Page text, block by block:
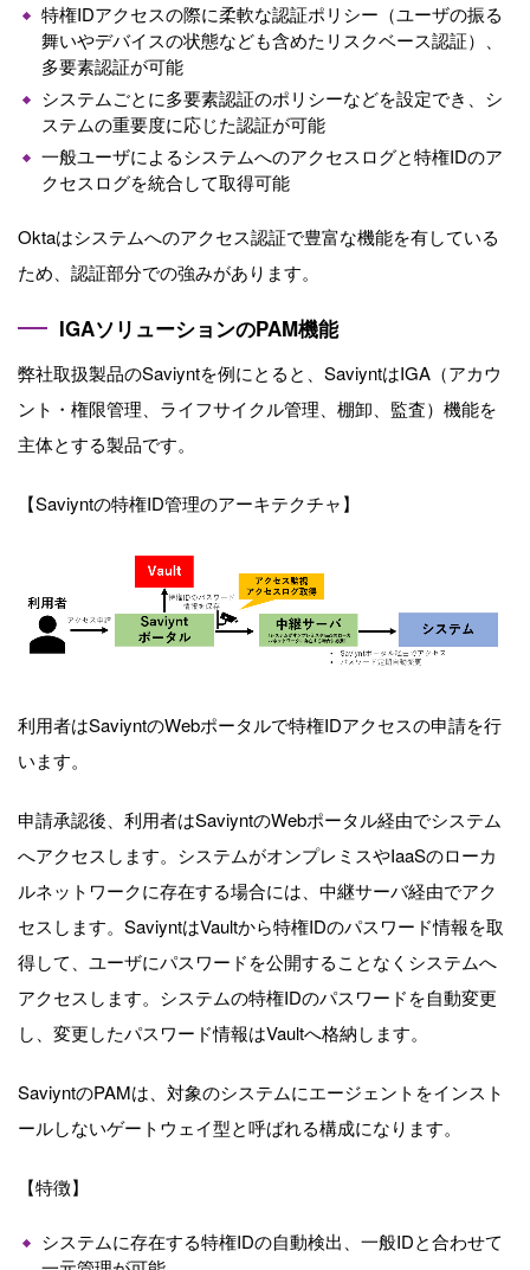
特権IDアクセスの際に柔軟な認証ポリシー（ユーザの振る
舞いやデバイスの状態なども含めたリスクベース認証）、
多要素認証が可能
システムごとに多要素認証のポリシーなどを設定でき、シ
ステムの重要度に応じた認証が可能
一般ユーザによるシステムへのアクセスログと特権IDのア
クセスログを統合して取得可能
Oktaはシステムへのアクセス認証で豊富な機能を有している
ため、認証部分での強みがあります。
IGAソリューションのPAM機能
弊社取扱製品のSaviyntを例にとると、 SaviyntはIGA （アカウ
ント・権限管理、ライフサイクル管理、棚卸、監査）機能を
主体とする製品です。
【Saviyntの特権ID管理のアーキテクチャ】
利用者はSaviyntのWebポータルで特権IDアクセスの申請を行
います。
申請承認後、利用者はSaviyntのWebポータル経由でシステム
へアクセスします。システムがオンプレミスやIaaSのローカ
ルネットワークに存在する場合には、中継サーバ経由でアク
セスします。SaviyntはVaultから特権IDのパスワード情報を取
得して、ユーザにパスワードを公開することなくシステムへ
アクセスします。システムの特権IDのパスワードを自動変更
し、変更したパスワード情報はVaultへ格納します。
SaviyntのPAMは、対象のシステムにエージェントをインスト
ールしないゲートウェイ型と呼ばれる構成になります。
【特徴】
システムに存在する特権IDの自動検出、一般IDと合わせて